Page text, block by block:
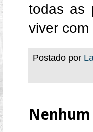
todas as
viver
Postado por